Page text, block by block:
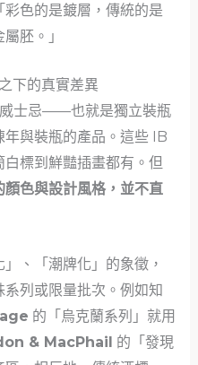
色的是鍍層，傳統的是
胚。」
下的真實差異
士忌——也就是獨立裝瓶
與裝瓶的產品。這些 IB
標到鮮豔插畫都有。但
顏色與設計風格，並不直
、「潮牌化」的象徵，
列或限量批次。例如知
的「烏克蘭系列」就用
& MacPhail 的「發現